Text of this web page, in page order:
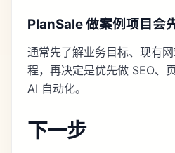
PlanSale 做案例项目会
通常先了解业务目标、现有
程，再决定是优先做 SEO、
AI 自动化。
下一步